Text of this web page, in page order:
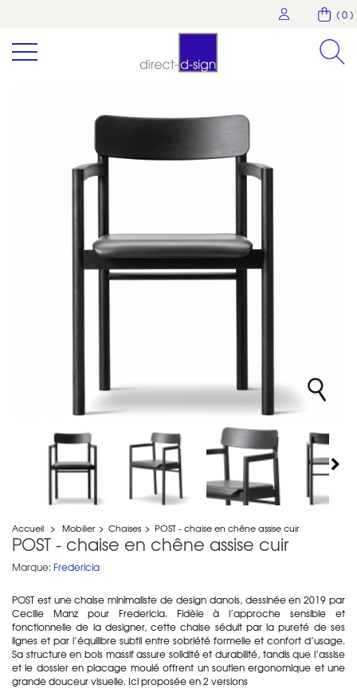
( 0 )
Accueil > Mobilier > Chaises > POST - chaise en chêne assise cuir
POST - chaise en chêne assise cuir
Marque: Fredericia
POST est une chaise minimaliste de design danois, dessinée en 2019 par
Cecilie Manz pour Fredericia. Fidèle à l’approche sensible et
fonctionnelle de la designer, cette chaise séduit par la pureté de ses
lignes et par l’équilibre subtil entre sobriété formelle et confort d’usage.
Sa structure en bois massif assure solidité et durabilité, tandis que l’assise
et le dossier en placage moulé offrent un soutien ergonomique et une
grande douceur visuelle. Ici proposée en 2 versions